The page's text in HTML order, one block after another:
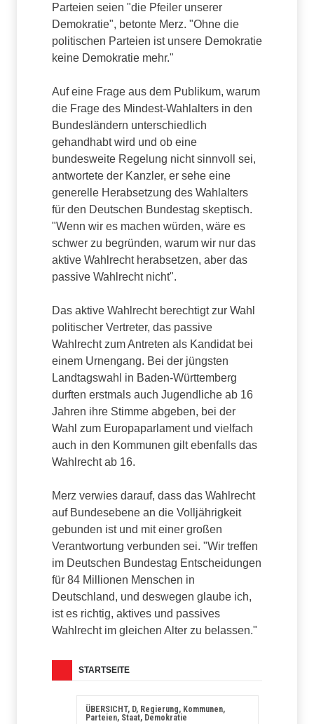
Parteien seien "die Pfeiler unserer
Demokratie", betonte Merz. "Ohne die
politischen Parteien ist unsere Demokratie
keine Demokratie mehr."
Auf eine Frage aus dem Publikum, warum
die Frage des Mindest-Wahlalters in den
Bundesländern unterschiedlich
gehandhabt wird und ob eine
bundesweite Regelung nicht sinnvoll sei,
antwortete der Kanzler, er sehe eine
generelle Herabsetzung des Wahlalters
für den Deutschen Bundestag skeptisch.
"Wenn wir es machen würden, wäre es
schwer zu begründen, warum wir nur das
aktive Wahlrecht herabsetzen, aber das
passive Wahlrecht nicht".
Das aktive Wahlrecht berechtigt zur Wahl
politischer Vertreter, das passive
Wahlrecht zum Antreten als Kandidat bei
einem Urnengang. Bei der jüngsten
Landtagswahl in Baden-Württemberg
durften erstmals auch Jugendliche ab 16
Jahren ihre Stimme abgeben, bei der
Wahl zum Europaparlament und vielfach
auch in den Kommunen gilt ebenfalls das
Wahlrecht ab 16.
Merz verwies darauf, dass das Wahlrecht
auf Bundesebene an die Volljährigkeit
gebunden ist und mit einer großen
Verantwortung verbunden sei. "Wir treffen
im Deutschen Bundestag Entscheidungen
für 84 Millionen Menschen in
Deutschland, und deswegen glaube ich,
ist es richtig, aktives und passives
Wahlrecht im gleichen Alter zu belassen."
STARTSEITE
ÜBERSICHT, D, Regierung, Kommunen,
Parteien, Staat, Demokratie